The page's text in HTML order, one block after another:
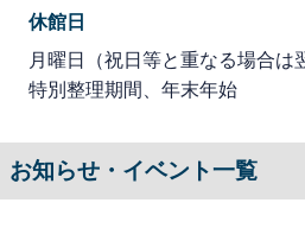
休館日
月曜日（祝日等と重なる場合は
特別整理期間、年末年始
お知らせ・イベント一覧